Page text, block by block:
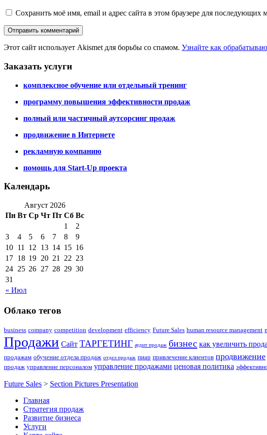
Сохранить моё имя, email и адрес сайта в этом браузере для последующих
Этот сайт использует Akismet для борьбы со спамом. Узнайте как
Заказать услуги
комплексное обучение или отдельный тренинг
программу повышения эффективности продаж
полный или частичный аутсорсинг продаж
продвижение в Интернете
рекламную компанию
помощь для Start-Up проекта
Календарь
Август 2026
Пн Вт Ср Чт Пт Сб Вс
« Июл
1
2
3
4 5 6 7 8
9
10 11 12 13 14 15 16
17 18 19 20 21 22 23
24 25 26 27 28 29 30
31
Облако тегов
business company competition development efficiency Future Sales human resource management
Продажи Сайт ТАРГЕТИНГ аудит продаж бизнес как увеличить
продажам обучение отдела продаж отдел продаж пиар привлечение клиентов продвижение
продаж управление персоналом управление продажами ценовая политика
Future Sales > Section Pictures Presentation
Главная
Стратегия продаж
Развитие бизнеса
Услуги